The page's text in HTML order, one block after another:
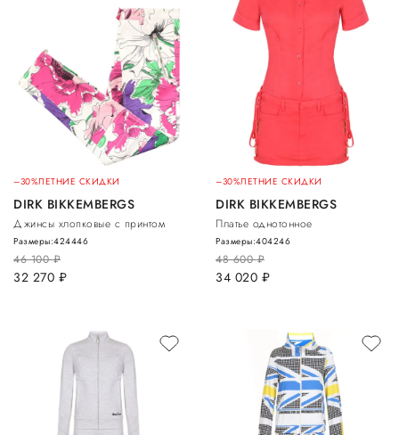
–30%ЛЕТНИЕ СКИДКИ
DIRK BIKKEMBERGS
Джинсы хлопковые с принтом
46 100руб.
32 270 руб.
Размеры:424446
–30%ЛЕТНИЕ СКИДКИ
DIRK BIKKEMBERGS
Платье однотонное
48 600руб.
34 020 руб.
Размеры:404246